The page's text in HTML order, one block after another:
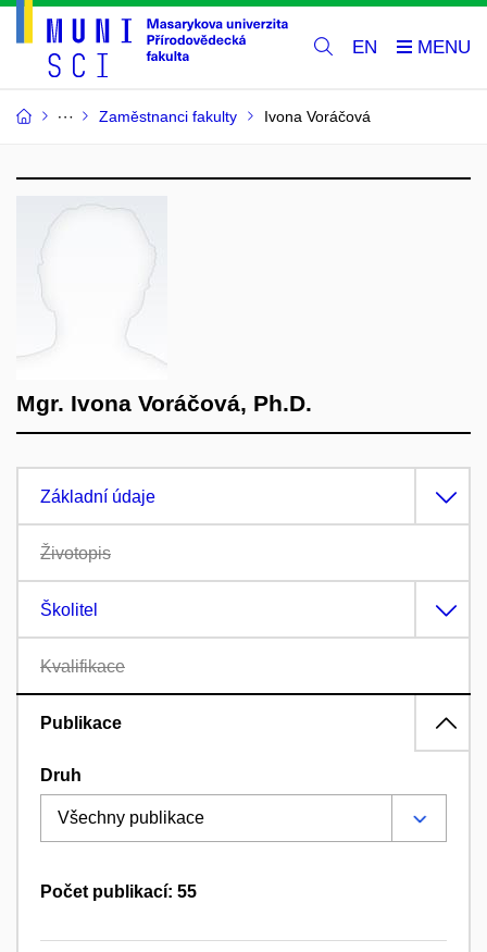
EN
Zaměstnanci fakulty Ivona Voráčová
Mgr. Ivona Voráčová, Ph.D.
Základní údaje
Životopis
Školitel
Kvalifikace
Publikace
Druh
Počet publikací: 55